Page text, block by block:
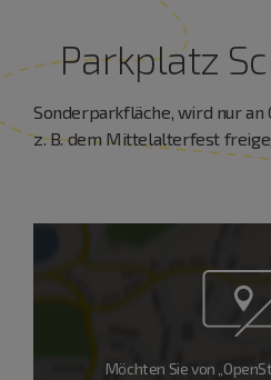
Parkplatz
Sonderparkfläche, wird nur
z. B. dem Mittelalterfest
Möchten Sie von